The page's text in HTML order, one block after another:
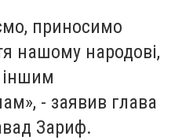
приносимо
нашому народові,
іншим
- заявив глава
Зариф.